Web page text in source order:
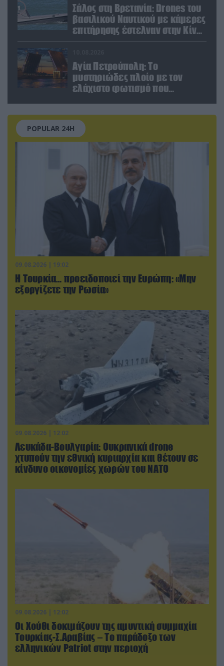
Σάλος στη Βρετανία: Drones του
βασιλικού Ναυτικού με κάμερες
επιτήρησης έστελναν στην Κίνα
απόρρητες πληροφορίες!
Αγία Πετρούπολη: Το
μυστηριώδες πλοίο με τον
ελάχιστο φωτισμό που
POPULAR 24H
09.08.2026 | 19:02
Η Τουρκία… προειδοποιεί την Ευρώπη: «Μην
εξοργίζετε την Ρωσία»
09.08.2026 | 12:02
Λευκάδα-Βουλγαρία: Ουκρανικά drone
χτυπούν την εθνική κυριαρχία και θέτουν σε
κίνδυνο οικονομίες χωρών του ΝΑΤΟ
09.08.2026 | 12:02
Οι Χούθι δοκιμάζουν της αμυντική συμμαχία
Τουρκίας-Σ.Αραβίας – Το παράδοξο των
ελληνικών Patriot στην περιοχή